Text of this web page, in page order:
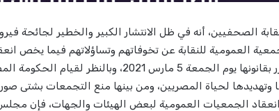
الصحفيين، أنه في ظل الانتشار الكبير والخطير لجائحة
العمومية للنقابة عن تخوفاتهم وتساؤلاتهم فيما يخص
موعدها المقرر بقانونها يوم الجمعة 5 مارس
الجمعيات العمومية لبعض الهيئات والجهات، فإن